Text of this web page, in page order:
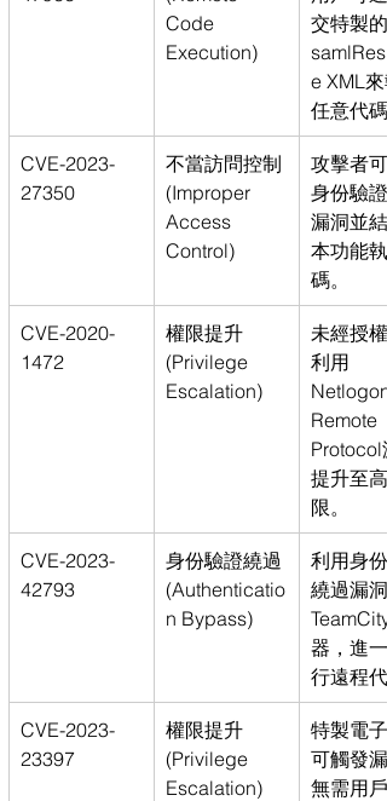
Code
Execution)
交特製的
e XML來
任意代碼
CVE-2023-
27350
不當訪問控制
(Improper
Access
Control)
攻擊者可
身份驗證
漏洞並結
本功能執
碼。
CVE-2020-
1472
權限提升
(Privilege
Escalation)
未經授權
利用
Netlogon
Remote
Protocol
提升至高
限。
CVE-2023-
42793
身份驗證繞過
(Authenticatio
n Bypass)
利用身份
繞過漏洞
器，進一
行遠程代
CVE-2023-
23397
權限提升
(Privilege
Escalation)
特製電子
可觸發漏
無需用戶